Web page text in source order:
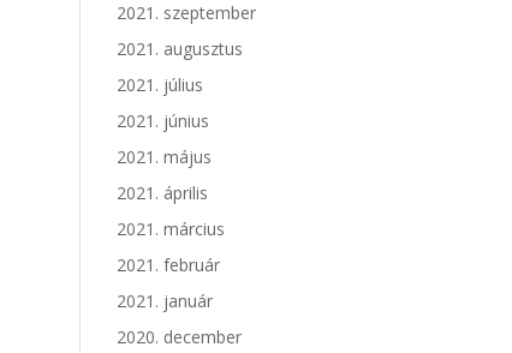
2021. szeptember
2021. augusztus
2021. július
2021. június
2021. május
2021. április
2021. március
2021. február
2021. január
2020. december